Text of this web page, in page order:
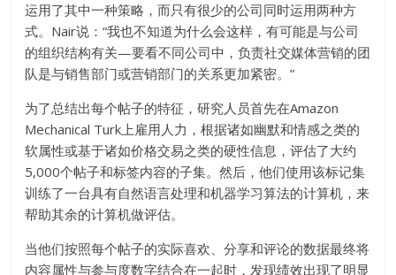
运用了其中一种策略，而只有很少的公司同时运用两种方
式。Nair说：“我也不知道为什么会这样，有可能是与公司
的组织结构有关—要看不同公司中，负责社交媒体营销的团
队是与销售部门或营销部门的关系更加紧密。”
为了总结出每个帖子的特征，研究人员首先在Amazon
Mechanical Turk上雇用人力，根据诸如幽默和情感之类的
软属性或基于诸如价格交易之类的硬性信息，评估了大约
5,000个帖子和标签内容的子集。然后，他们使用该标记集
训练了一台具有自然语言处理和机器学习算法的计算机，来
帮助其余的计算机做评估。
当他们按照每个帖子的实际喜欢、分享和评论的数据最终将
内容属性与参与度数字结合在一起时，发现绩效出现了明显